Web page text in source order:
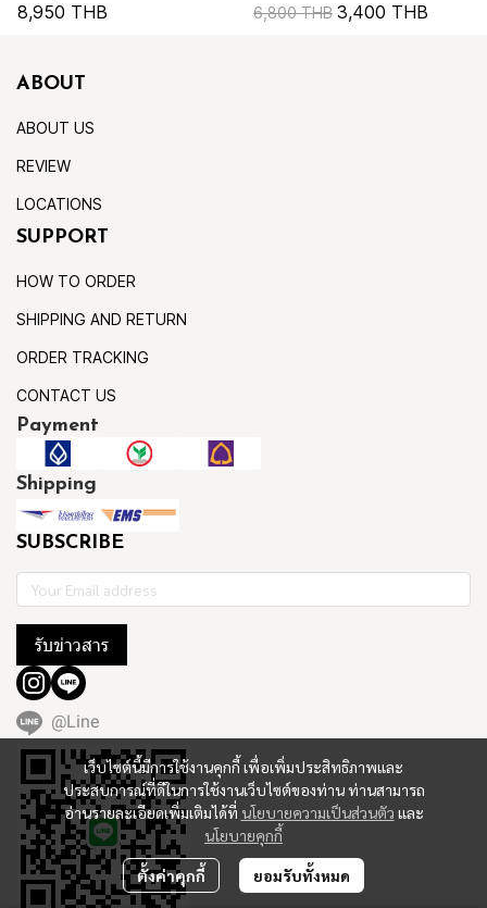
8,950 THB 6,800 THB 3,400 THB
เว็บไซต์นี้มีการใช้งานคุกกี้ เพื่อเพิ่มประสิทธิภาพและ
ประสบการณ์ที่ดีในการใช้งานเว็บไซต์ของท่าน ท่านสามารถ
อ่านรายละเอียดเพิ่มเติมได้ที่ นโยบายความเป็นส่วนตัว และ
นโยบายคุกกี้
ตั้งค่าคุกกี้ ยอมรับทั้งหมด
ABOUT
ABOUT US
REVIEW
LOCATIONS
SUPPORT
HOW TO ORDER
SHIPPING AND RETURN
ORDER TRACKING
CONTACT US
Payment
Shipping
SUBSCRIBE
รับข่าวสาร
@Line